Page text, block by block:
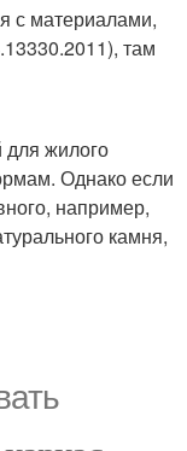
с материалами,
там
для жилого
Однако если
например,
камня,